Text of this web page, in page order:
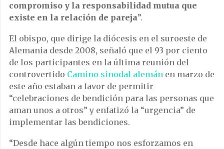
compromiso y la responsabilidad mutua que
existe en la relación de pareja”.
El obispo, que dirige la diócesis en el suroeste de
Alemania desde 2008, señaló que el 93 por ciento
de los participantes en la última reunión del
controvertido Camino sinodal alemán en marzo de
este año estaban a favor de permitir
“celebraciones de bendición para las personas que
aman unos a otros” y enfatizó la “urgencia” de
implementar las bendiciones.
“Desde hace algún tiempo nos esforzamos en